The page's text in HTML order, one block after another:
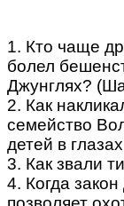
1. Кто чаще
болел
Джунглях?
2. Как
семейство
детей в
3. Как звали
4. Когда